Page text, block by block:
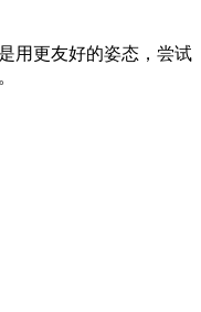
用更友好的姿态，尝试